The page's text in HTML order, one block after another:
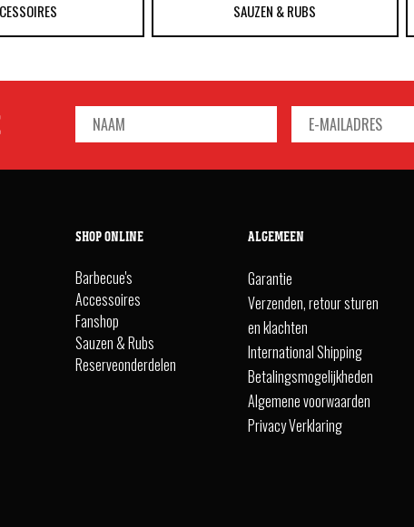
SAUZEN & RUBS
SHOP ONLINE
Barbecue's
Accessoires
Fanshop
Sauzen & Rubs
Reserveonderdelen
ALGEMEEN
Garantie
Verzenden, retour sturen
en klachten
International Shipping
Betalingsmogelijkheden
Algemene voorwaarden
Privacy Verklaring